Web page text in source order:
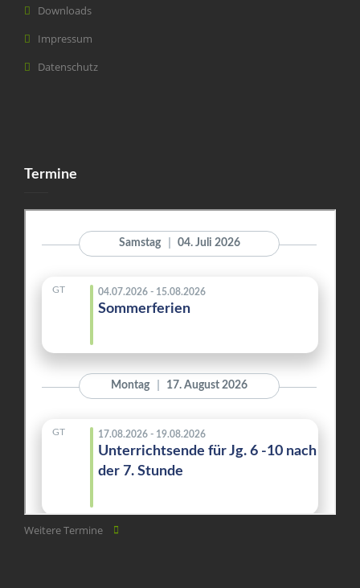
Downloads
Impressum
Datenschutz
Termine
Weitere Termine